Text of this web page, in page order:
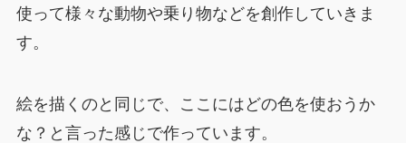
使って様々な動物や乗り物などを創作していきま
す。
絵を描くのと同じで、ここにはどの色を使おうか
な？と言った感じで作っています。